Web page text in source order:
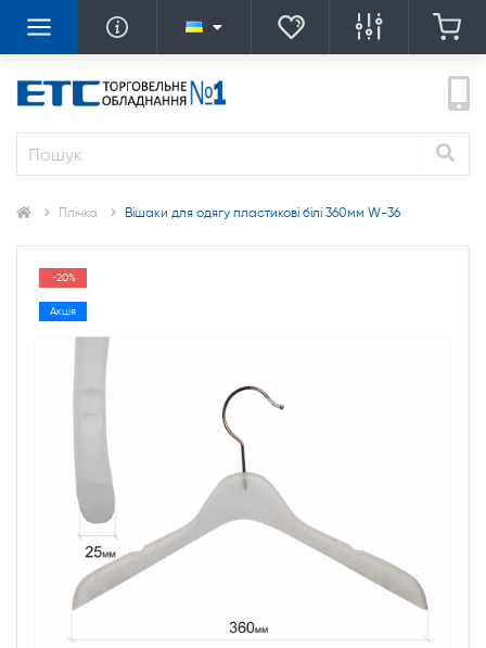
Плічка Вішаки для одягу пластикові білі 360мм W-36
-20%
Акція